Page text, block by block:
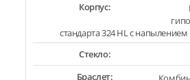
Корпус:
стандарта 324 HL с напылением
Стекло:
Браслет: